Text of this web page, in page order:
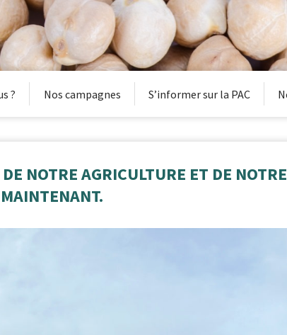
? Nos campagnes S’informer sur la PAC
NOTRE AGRICULTURE ET DE NOTRE